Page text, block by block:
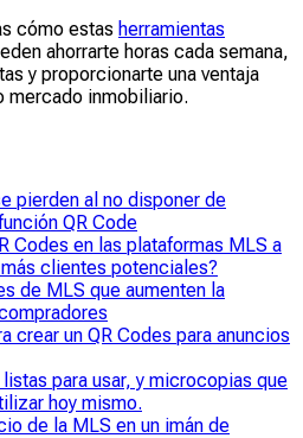
cómo estas herramientas
ahorrarte horas cada semana,
y proporcionarte una ventaja
mercado inmobiliario.
pierden al no disponer de
QR Code
Codes en las plataformas MLS a
clientes potenciales?
de MLS que aumenten la
crear un QR Codes para anuncios
para usar, y microcopias que
hoy mismo.
de la MLS en un imán de